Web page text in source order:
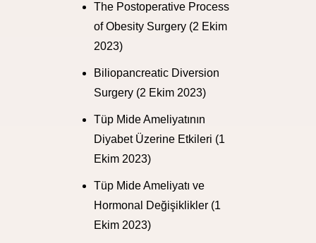
The Postoperative Process
of Obesity Surgery (2 Ekim
2023)
Biliopancreatic Diversion
Surgery (2 Ekim 2023)
Tüp Mide Ameliyatının
Diyabet Üzerine Etkileri (1
Ekim 2023)
Tüp Mide Ameliyatı ve
Hormonal Değişiklikler (1
Ekim 2023)